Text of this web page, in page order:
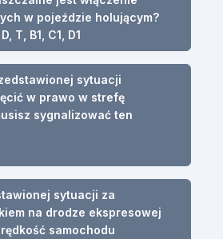
w pojeździe holującym?
T, B1, C1, D1
sytuacji
w prawo w strefę
sygnalizować ten
sytuacji za
na drodze ekspresowej
samochodu